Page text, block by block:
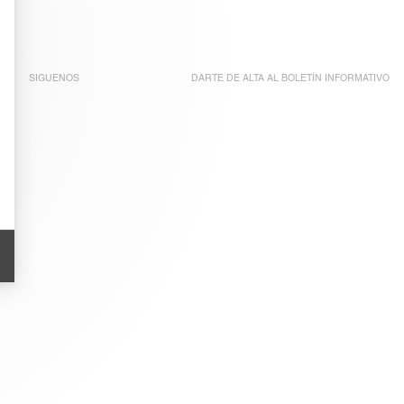
SIGUENOS DARTE DE ALTA AL BOLETÍN INFORMATIVO